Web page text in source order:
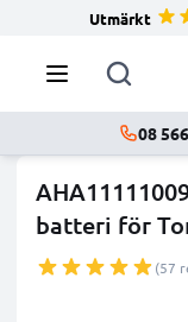
Utmärkt
08
batteri för
(57